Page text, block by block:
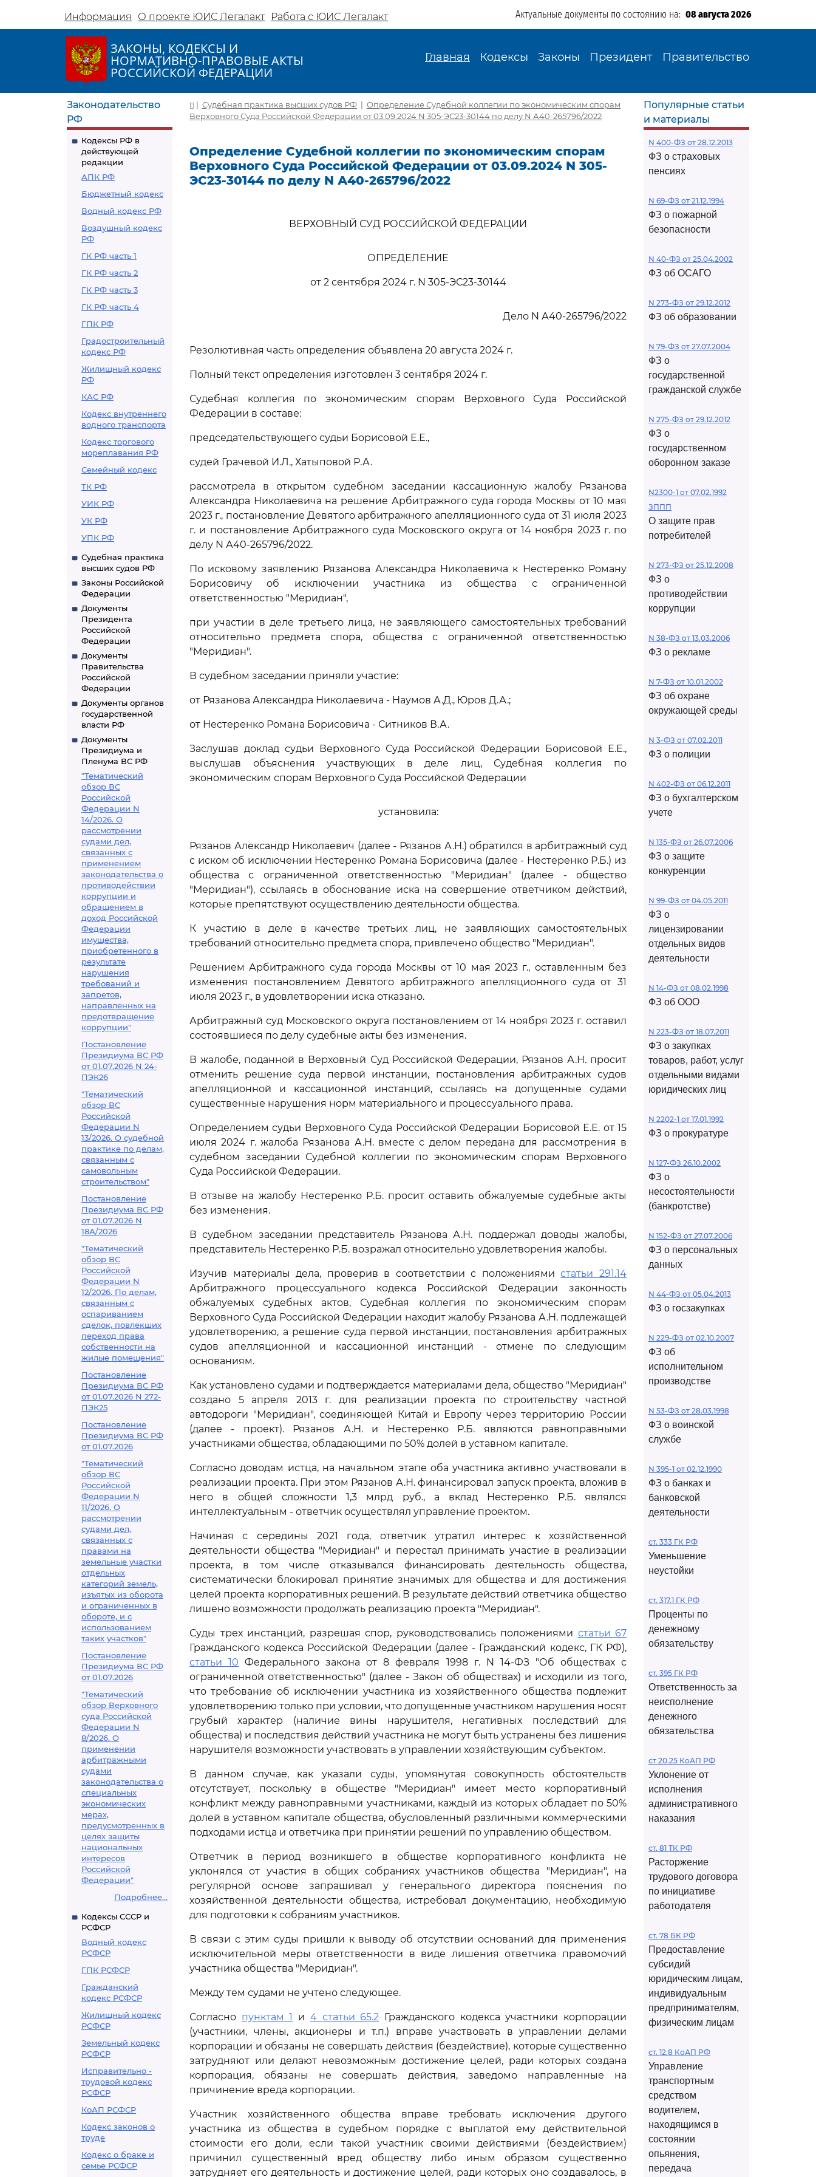
Информация О проекте ЮИС Легалакт Работа с ЮИС Легалакт Актуальные документы по состоянию на: 08 августа 2026
ЗАКОНЫ, КОДЕКСЫ И
НОРМАТИВНО-ПРАВОВЫЕ АКТЫ
РОССИЙСКОЙ ФЕДЕРАЦИИ
Главная Кодексы Законы Президент Правительство
Законодательство
РФ
Кодексы РФ в
действующей
редакции
АПК РФ
Бюджетный кодекс
Водный кодекс РФ
Воздушный кодекс
РФ
ГК РФ часть 1
ГК РФ часть 2
ГК РФ часть 3
ГК РФ часть 4
ГПК РФ
Градостроительный
кодекс РФ
Жилищный кодекс
РФ
КАС РФ
Кодекс внутреннего
водного транспорта
Кодекс торгового
мореплавания РФ
Семейный кодекс
ТК РФ
УИК РФ
УК РФ
УПК РФ
Судебная практика
высших судов РФ
Законы Российской
Федерации
Документы
Президента
Российской
Федерации
Документы
Правительства
Российской
Федерации
Документы органов
государственной
власти РФ
Документы
Президиума и
Пленума ВС РФ
"Тематический
обзор ВС
Российской
Федерации N
14/2026. О
рассмотрении
судами дел,
связанных с
применением
законодательства о
противодействии
коррупции и
обращением в
доход Российской
Федерации
имущества,
приобретенного в
результате
нарушения
требований и
запретов,
направленных на
предотвращение
коррупции"
Постановление
Президиума ВС РФ
от 01.07.2026 N 24-
ПЭК26
"Тематический
обзор ВС
Российской
Федерации N
13/2026. О судебной
практике по делам,
связанным с
самовольным
строительством"
Постановление
Президиума ВС РФ
от 01.07.2026 N
18А/2026
"Тематический
обзор ВС
Российской
Федерации N
12/2026. По делам,
связанным с
оспариванием
сделок, повлекших
переход права
собственности на
жилые помещения"
Постановление
Президиума ВС РФ
от 01.07.2026 N 272-
ПЭК25
Постановление
Президиума ВС РФ
от 01.07.2026
"Тематический
обзор ВС
Российской
Федерации N
11/2026. О
рассмотрении
судами дел,
связанных с
правами на
земельные участки
отдельных
категорий земель,
изъятых из оборота
и ограниченных в
обороте, и с
использованием
таких участков"
Постановление
Президиума ВС РФ
от 01.07.2026
"Тематический
обзор Верховного
суда Российской
Федерации N
8/2026. О
применении
арбитражными
судами
законодательства о
специальных
экономических
мерах,
предусмотренных в
целях защиты
национальных
интересов
Российской
Федерации"
Подробнее...
Кодексы СССР и
РСФСР
Водный кодекс
РСФСР
ГПК РСФСР
Гражданский
кодекс РСФСР
Жилищный кодекс
РСФСР
Земельный кодекс
РСФСР
Исправительно -
трудовой кодекс
РСФСР
КоАП РСФСР
Кодекс законов о
труде
Кодекс о браке и
семье РСФСР
| Судебная практика высших судов РФ | Определение Судебной коллегии по экономическим спорам
Верховного Суда Российской Федерации от 03.09.2024 N 305-ЭС23-30144 по делу N А40-265796/2022
Определение Судебной коллегии по экономическим спорам
Верховного Суда Российской Федерации от 03.09.2024 N 305-
ЭС23-30144 по делу N А40-265796/2022
ВЕРХОВНЫЙ СУД РОССИЙСКОЙ ФЕДЕРАЦИИ
ОПРЕДЕЛЕНИЕ
от 2 сентября 2024 г. N 305-ЭС23-30144
Дело N А40-265796/2022
Резолютивная часть определения объявлена 20 августа 2024 г.
Полный текст определения изготовлен 3 сентября 2024 г.
Судебная коллегия по экономическим спорам Верховного Суда Российской
Федерации в составе:
председательствующего судьи Борисовой Е.Е.,
судей Грачевой И.Л., Хатыповой Р.А.
рассмотрела в открытом судебном заседании кассационную жалобу Рязанова
Александра Николаевича на решение Арбитражного суда города Москвы от 10 мая
2023 г., постановление Девятого арбитражного апелляционного суда от 31 июля 2023
г. и постановление Арбитражного суда Московского округа от 14 ноября 2023 г. по
делу N А40-265796/2022.
По исковому заявлению Рязанова Александра Николаевича к Нестеренко Роману
Борисовичу об исключении участника из общества с ограниченной
ответственностью "Меридиан",
при участии в деле третьего лица, не заявляющего самостоятельных требований
относительно предмета спора, общества с ограниченной ответственностью
"Меридиан".
В судебном заседании приняли участие:
от Рязанова Александра Николаевича - Наумов А.Д., Юров Д.А.;
от Нестеренко Романа Борисовича - Ситников В.А.
Заслушав доклад судьи Верховного Суда Российской Федерации Борисовой Е.Е.,
выслушав объяснения участвующих в деле лиц, Судебная коллегия по
экономическим спорам Верховного Суда Российской Федерации
установила:
Рязанов Александр Николаевич (далее - Рязанов А.Н.) обратился в арбитражный суд
с иском об исключении Нестеренко Романа Борисовича (далее - Нестеренко Р.Б.) из
общества с ограниченной ответственностью "Меридиан" (далее - общество
"Меридиан"), ссылаясь в обоснование иска на совершение ответчиком действий,
которые препятствуют осуществлению деятельности общества.
К участию в деле в качестве третьих лиц, не заявляющих самостоятельных
требований относительно предмета спора, привлечено общество "Меридиан".
Решением Арбитражного суда города Москвы от 10 мая 2023 г., оставленным без
изменения постановлением Девятого арбитражного апелляционного суда от 31
июля 2023 г., в удовлетворении иска отказано.
Арбитражный суд Московского округа постановлением от 14 ноября 2023 г. оставил
состоявшиеся по делу судебные акты без изменения.
В жалобе, поданной в Верховный Суд Российской Федерации, Рязанов А.Н. просит
отменить решение суда первой инстанции, постановления арбитражных судов
апелляционной и кассационной инстанций, ссылаясь на допущенные судами
существенные нарушения норм материального и процессуального права.
Определением судьи Верховного Суда Российской Федерации Борисовой Е.Е. от 15
июля 2024 г. жалоба Рязанова А.Н. вместе с делом передана для рассмотрения в
судебном заседании Судебной коллегии по экономическим спорам Верховного
Суда Российской Федерации.
В отзыве на жалобу Нестеренко Р.Б. просит оставить обжалуемые судебные акты
без изменения.
В судебном заседании представитель Рязанова А.Н. поддержал доводы жалобы,
представитель Нестеренко Р.Б. возражал относительно удовлетворения жалобы.
Изучив материалы дела, проверив в соответствии с положениямистатьи 291.14
Арбитражного процессуального кодекса Российской Федерации законность
обжалуемых судебных актов, Судебная коллегия по экономическим спорам
Верховного Суда Российской Федерации находит жалобу Рязанова А.Н. подлежащей
удовлетворению, а решение суда первой инстанции, постановления арбитражных
судов апелляционной и кассационной инстанций - отмене по следующим
основаниям.
Как установлено судами и подтверждается материалами дела, общество "Меридиан"
создано 5 апреля 2013 г. для реализации проекта по строительству частной
автодороги "Меридиан", соединяющей Китай и Европу через территорию России
(далее - проект). Рязанов А.Н. и Нестеренко Р.Б. являются равноправными
участниками общества, обладающими по 50% долей в уставном капитале.
Согласно доводам истца, на начальном этапе оба участника активно участвовали в
реализации проекта. При этом Рязанов А.Н. финансировал запуск проекта, вложив в
него в общей сложности 1,3 млрд руб., а вклад Нестеренко Р.Б. являлся
интеллектуальным - ответчик осуществлял управление проектом.
Начиная с середины 2021 года, ответчик утратил интерес к хозяйственной
деятельности общества "Меридиан" и перестал принимать участие в реализации
проекта, в том числе отказывался финансировать деятельность общества,
систематически блокировал принятие значимых для общества и для достижения
целей проекта корпоративных решений. В результате действий ответчика общество
лишено возможности продолжать реализацию проекта "Меридиан".
Суды трех инстанций, разрешая спор, руководствовались положениями статьи 67
Гражданского кодекса Российской Федерации (далее - Гражданский кодекс, ГК РФ),
статьи 10 Федерального закона от 8 февраля 1998 г. N 14-ФЗ "Об обществах с
ограниченной ответственностью" (далее - Закон об обществах) и исходили из того,
что требование об исключении участника из хозяйственного общества подлежит
удовлетворению только при условии, что допущенные участником нарушения носят
грубый характер (наличие вины нарушителя, негативных последствий для
общества) и последствия действий участника не могут быть устранены без лишения
нарушителя возможности участвовать в управлении хозяйствующим субъектом.
В данном случае, как указали суды, упомянутая совокупность обстоятельств
отсутствует, поскольку в обществе "Меридиан" имеет место корпоративный
конфликт между равноправными участниками, каждый из которых обладает по 50%
долей в уставном капитале общества, обусловленный различными коммерческими
подходами истца и ответчика при принятии решений по управлению обществом.
Ответчик в период возникшего в обществе корпоративного конфликта не
уклонялся от участия в общих собраниях участников общества "Меридиан", на
регулярной основе запрашивал у генерального директора пояснения по
хозяйственной деятельности общества, истребовал документацию, необходимую
для подготовки к собраниям участников.
В связи с этим суды пришли к выводу об отсутствии оснований для применения
исключительной меры ответственности в виде лишения ответчика правомочий
участника общества "Меридиан".
Между тем судами не учтено следующее.
Согласно пунктам 1 и 4 статьи 65.2 Гражданского кодекса участники корпорации
(участники, члены, акционеры и т.п.) вправе участвовать в управлении делами
корпорации и обязаны не совершать действия (бездействие), которые существенно
затрудняют или делают невозможным достижение целей, ради которых создана
корпорация, обязаны не совершать действия, заведомо направленные на
причинение вреда корпорации.
Участник хозяйственного общества вправе требовать исключения другого
участника из общества в судебном порядке с выплатой ему действительной
стоимости его доли, если такой участник своими действиями (бездействием)
причинил существенный вред обществу либо иным образом существенно
затрудняет его деятельность и достижение целей, ради которых оно создавалось, в
Популярные статьи
и материалы
N 400-ФЗ от 28.12.2013
ФЗ о страховых
пенсиях
N 69-ФЗ от 21.12.1994
ФЗ о пожарной
безопасности
N 40-ФЗ от 25.04.2002
ФЗ об ОСАГО
N 273-ФЗ от 29.12.2012
ФЗ об образовании
N 79-ФЗ от 27.07.2004
ФЗ о
государственной
гражданской службе
N 275-ФЗ от 29.12.2012
ФЗ о
государственном
оборонном заказе
N2300-1 от 07.02.1992
ЗППП
О защите прав
потребителей
N 273-ФЗ от 25.12.2008
ФЗ о
противодействии
коррупции
N 38-ФЗ от 13.03.2006
ФЗ о рекламе
N 7-ФЗ от 10.01.2002
ФЗ об охране
окружающей среды
N 3-ФЗ от 07.02.2011
ФЗ о полиции
N 402-ФЗ от 06.12.2011
ФЗ о бухгалтерском
учете
N 135-ФЗ от 26.07.2006
ФЗ о защите
конкуренции
N 99-ФЗ от 04.05.2011
ФЗ о
лицензировании
отдельных видов
деятельности
N 14-ФЗ от 08.02.1998
ФЗ об ООО
N 223-ФЗ от 18.07.2011
ФЗ о закупках
товаров, работ, услуг
отдельными видами
юридических лиц
N 2202-1 от 17.01.1992
ФЗ о прокуратуре
N 127-ФЗ 26.10.2002
ФЗ о
несостоятельности
(банкротстве)
N 152-ФЗ от 27.07.2006
ФЗ о персональных
данных
N 44-ФЗ от 05.04.2013
ФЗ о госзакупках
N 229-ФЗ от 02.10.2007
ФЗ об
исполнительном
производстве
N 53-ФЗ от 28.03.1998
ФЗ о воинской
службе
N 395-1 от 02.12.1990
ФЗ о банках и
банковской
деятельности
ст. 333 ГК РФ
Уменьшение
неустойки
ст. 317.1 ГК РФ
Проценты по
денежному
обязательству
ст. 395 ГК РФ
Ответственность за
неисполнение
денежного
обязательства
ст 20.25 КоАП РФ
Уклонение от
исполнения
административного
наказания
ст. 81 ТК РФ
Расторжение
трудового договора
по инициативе
работодателя
ст. 78 БК РФ
Предоставление
субсидий
юридическим лицам,
индивидуальным
предпринимателям,
физическим лицам
ст. 12.8 КоАП РФ
Управление
транспортным
средством
водителем,
находящимся в
состоянии
опьянения,
передача